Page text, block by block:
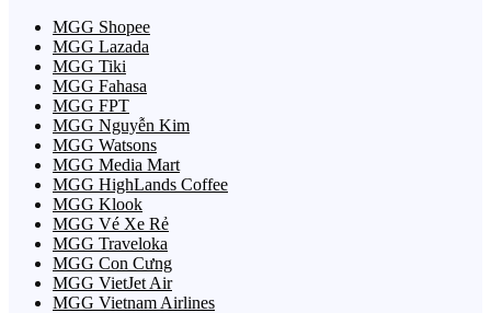
MGG Shopee
MGG Lazada
MGG Tiki
MGG Fahasa
MGG FPT
MGG Nguyễn Kim
MGG Watsons
MGG Media Mart
MGG HighLands Coffee
MGG Klook
MGG Vé Xe Rẻ
MGG Traveloka
MGG Con Cưng
MGG VietJet Air
MGG Vietnam Airlines